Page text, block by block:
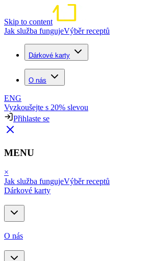
Skip to content
Jak služba fungujeVýběr receptů
Dárkové karty
O nás
ENG
Vyzkoušejte s 20% slevou
Přihlaste se
MENU
×
Jak služba fungujeVýběr receptů
Dárkové karty
O nás